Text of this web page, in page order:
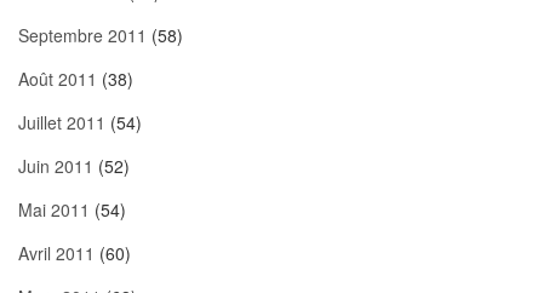
Septembre 2011 (58)
Août 2011 (38)
Juillet 2011 (54)
Juin 2011 (52)
Mai 2011 (54)
Avril 2011 (60)